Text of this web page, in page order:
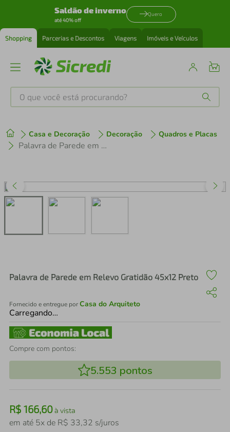
Saldão de inverno
até 40% off
Quero
Shopping Parcerias e Descontos Viagens Imóveis e Veículos
O que você está procurando?
Casa e Decoração Decoração Quadros e Placas
Palavra de Parede em Relevo Gratidão 45x12 Preto
Palavra de Parede em Relevo Gratidão 45x12 Preto
Fornecido e entregue porCasa do Arquiteto
Carregando…
Compre com pontos:
5.553 pontos
R$ 166,60à vista
em até 5x de R$ 33,32 s/juros
1º tenis
perfume